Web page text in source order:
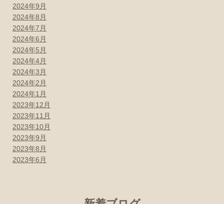
2024年9月
2024年8月
2024年7月
2024年6月
2024年5月
2024年4月
2024年3月
2024年2月
2024年1月
2023年12月
2023年11月
2023年10月
2023年9月
2023年8月
2023年6月